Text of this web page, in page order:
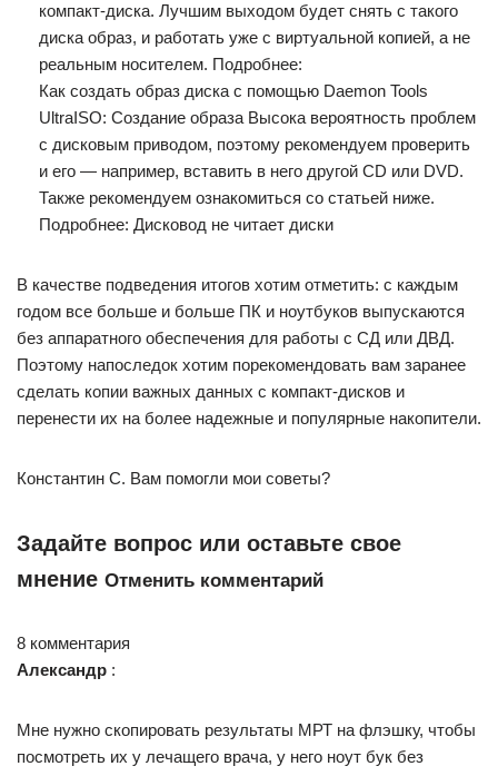
компакт-диска. Лучшим выходом будет снять с такого
диска образ, и работать уже с виртуальной копией, а не
реальным носителем. Подробнее:
Как создать образ диска с помощью Daemon Tools
UltraISO: Создание образа Высока вероятность проблем
с дисковым приводом, поэтому рекомендуем проверить
и его — например, вставить в него другой CD или DVD.
Также рекомендуем ознакомиться со статьей ниже.
Подробнее: Дисковод не читает диски
В качестве подведения итогов хотим отметить: с каждым
годом все больше и больше ПК и ноутбуков выпускаются
без аппаратного обеспечения для работы с СД или ДВД.
Поэтому напоследок хотим порекомендовать вам заранее
сделать копии важных данных с компакт-дисков и
перенести их на более надежные и популярные накопители.
Константин С. Вам помогли мои советы?
Задайте вопрос или оставьте свое
мнение Отменить комментарий
8 комментария
Александр :
Мне нужно скопировать результаты МРТ на флэшку, чтобы
посмотреть их у лечащего врача, у него ноут бук без